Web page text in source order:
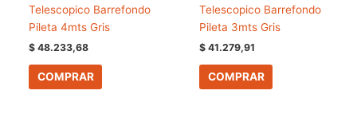
Telescopico Barrefondo
Pileta 4mts Gris
$ 48.233,68
COMPRAR
Telescopico Barrefondo
Pileta 3mts Gris
$ 41.279,91
COMPRAR